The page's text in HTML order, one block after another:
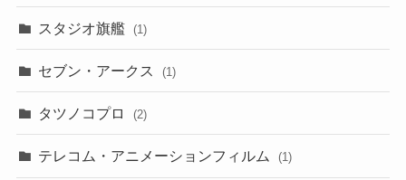
スタジオ旗艦 (1)
セブン・アークス (1)
タツノコプロ (2)
テレコム・アニメーションフィルム (1)